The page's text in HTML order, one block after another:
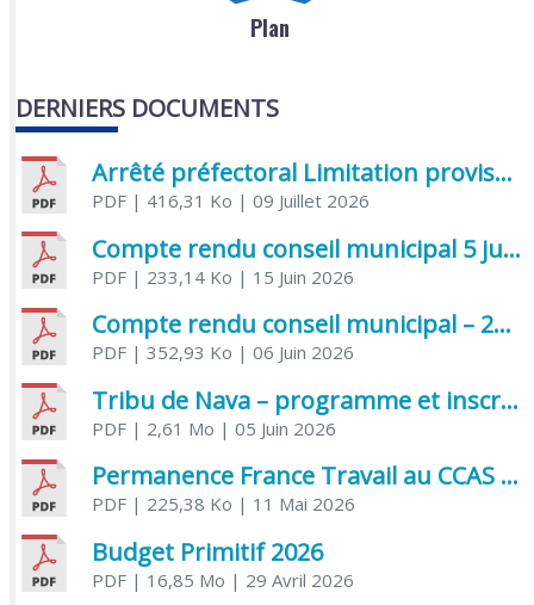
Plan
DERNIERS DOCUMENTS
Arrêté préfectoral Limitation provisoire des usages de l’eau
PDF| 416,31 Ko | 09 Juillet 2026
Compte rendu conseil municipal 5 juin 2026 sénatoriale
PDF| 233,14 Ko | 15 Juin 2026
Compte rendu conseil municipal – 21 avril 2026
PDF| 352,93 Ko | 06 Juin 2026
Tribu de Nava – programme et inscriptions été 2026
PDF| 2,61 Mo | 05 Juin 2026
Permanence France Travail au CCAS de Saujon Juin 2026
PDF| 225,38 Ko | 11 Mai 2026
Budget Primitif 2026
PDF| 16,85 Mo | 29 Avril 2026